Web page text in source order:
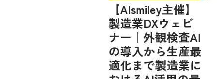
【AIsmiley主催】
製造業DXウェビ
ナー｜外観検査AI
の導入から生産最
適化まで製造業に